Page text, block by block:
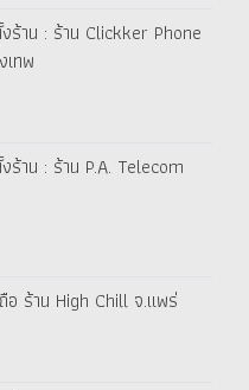
าน : ร้าน Clickker Phone
ทพ
าน : ร้าน P.A. Telecom
อ ร้าน High Chill จ.แพร่